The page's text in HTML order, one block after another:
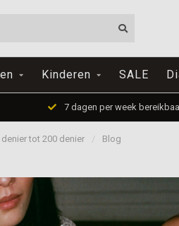
Kinderen SALE
7 dagen per week
tot 200 denier / Blog